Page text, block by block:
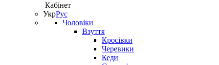
Кабінет
УкрРус
Чоловіки
Взуття
Кросівки
Черевики
Кеди